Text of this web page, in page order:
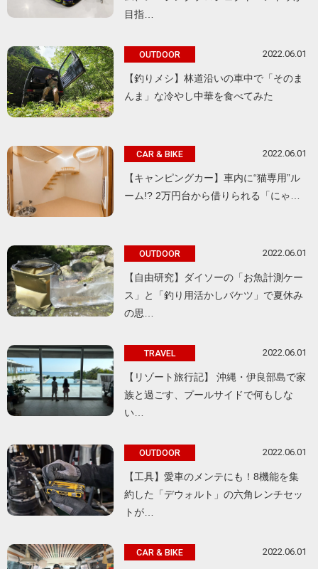
目指…
OUTDOOR 2022.06.01
【釣りメシ】林道沿いの車中で「そのま
んま」な冷やし中華を食べてみた
CAR & BIKE 2022.06.01
【キャンピングカー】車内に“猫専用”ル
ーム!? 2万円台から借りられる「にゃ…
OUTDOOR 2022.06.01
【自由研究】ダイソーの「お魚計測ケー
ス」と「釣り用活かしバケツ」で夏休み
の思…
TRAVEL 2022.06.01
【リゾート旅行記】 沖縄・伊良部島で家
族と過ごす、プールサイドで何もしな
い…
OUTDOOR 2022.06.01
【工具】愛車のメンテにも！8機能を集
約した「デウォルト」の六角レンチセッ
トが…
CAR & BIKE 2022.06.01